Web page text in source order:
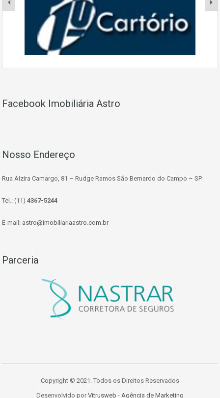
Facebook Imobiliária Astro
Nosso Endereço
Rua Alzira Camargo, 81 – Rudge Ramos São Bernardo do Campo – SP
Tel.: (11) 4367-5244
E-mail: astro@imobiliariaastro.com.br
Parceria
Copyright © 2021. Todos os Direitos Reservados
Desenvolvido por Vitrusweb - Agência de Marketing